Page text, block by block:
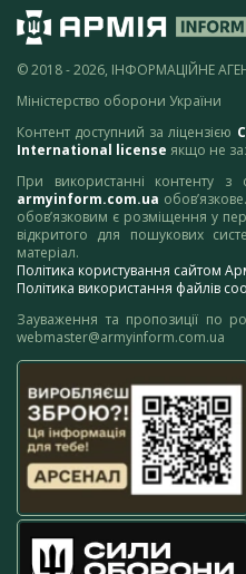
© 2018 - 2026, ІНФОРМАЦІЙНЕ
Міністерство оборони України
Контент доступний за ліцензією
International license якщо не
При використанні контенту
armyinform.com.ua
обов’язковим є розміщення у
відкритого для пошукових
матеріал.
Політика користування сайтом
Політика використання файлів
Зауваження та пропозиції по
webmaster@armyinform.com.ua